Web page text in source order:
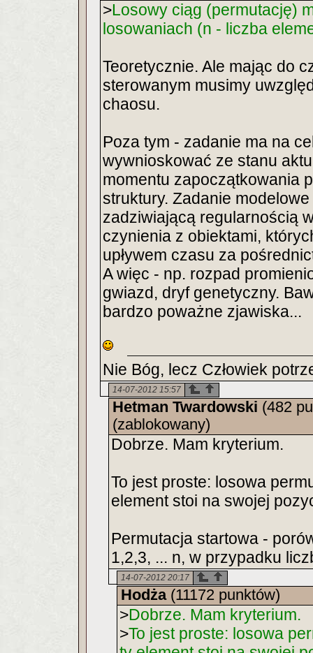
>Losowy ciąg (permutację)
losowaniach (n - liczba
Teoretycznie. Ale mając do
sterowanym musimy
chaosu.
Poza tym - zadanie ma na
wywnioskować ze stanu
momentu zapoczątkowania
struktury. Zadanie
zadziwiającą regularnością
czynienia z obiektami,
upływem czasu za
A więc - np. rozpad
gwiazd, dryf genetyczny.
bardzo poważne zjawiska...
Nie Bóg, lecz Człowiek
14-07-2012 15:57
Hetman Twardowski (482
(zablokowany)
Dobrze. Mam kryterium.
To jest proste: losowa
element stoi na swojej
Permutacja startowa -
1,2,3, ... n, w przypadku
14-07-2012 20:17
Hodża(11172 punktów)
>Dobrze. Mam kryterium.
>To jest proste: losowa